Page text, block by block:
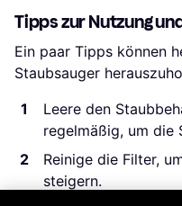
Tipps zur Nutzung
Ein paar Tipps können
Staubsauger
Leere den
regelmäßig, um die
Reinige die Filter,
steigern.